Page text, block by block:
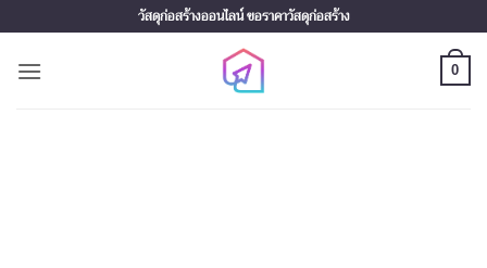
to
content
วัสดุก่อสร้างออนไลน์ ขอราคาวัสดุก่อสร้าง
0